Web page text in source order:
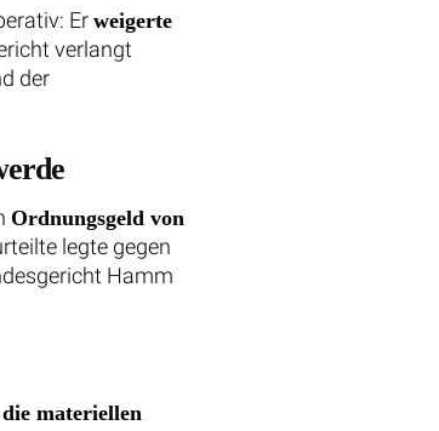
Er weigerte
verlangt
der
Ordnungsgeld von
legte gegen
Hamm
materiellen